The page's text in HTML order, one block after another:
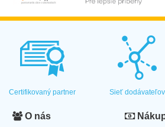
Certifikovaný partner Sieť dodávateľov
O nás